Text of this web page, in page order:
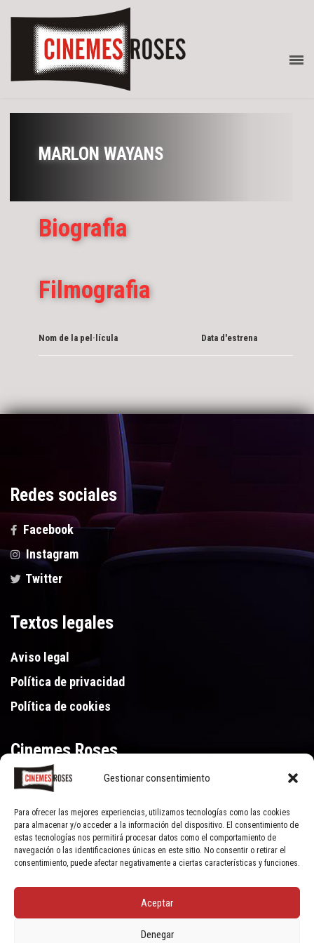
Gestionar consentimiento
Para ofrecer las mejores experiencias, utilizamos tecnologías como las cookies
para almacenar y/o acceder a la información del dispositivo. El consentimiento de
estas tecnologías nos permitirá procesar datos como el comportamiento de
navegación o las identificaciones únicas en este sitio. No consentir o retirar el
consentimiento, puede afectar negativamente a ciertas características y funciones.
Aceptar
Denegar
MARLON WAYANS
Biografia
Filmografia
Nom de la pel·lícula Data d'estrena
Redes sociales
Facebook
Instagram
Twitter
Textos legales
Aviso legal
Política de privacidad
Política de cookies
Cinemes Roses
Gran Via de Pau Casals 250, 17480 Roses (Girona)
972 15 46 46
© Cinemes Roses - 2022, all rights reserved | Powered by